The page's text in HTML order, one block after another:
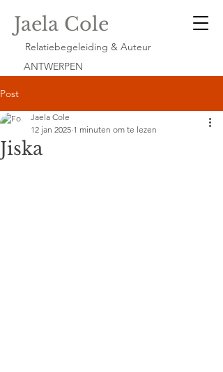
Jaela Cole
Relatiebegeleiding & Auteur
ANTWERPEN
Post
Jiska
Jaela Cole
12 jan 2025 1 minuten om te lezen